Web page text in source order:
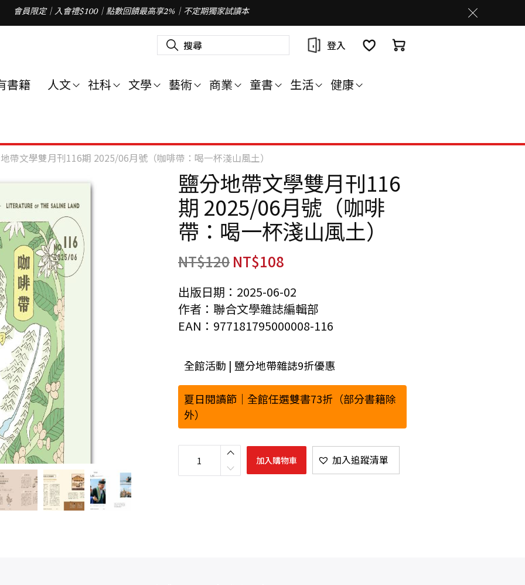
會員限定｜入會禮$100｜點數回饋最高享2%｜不定期獨家試讀本
搜
尋
字
登入
書籍 人文 社科 文學 藝術 商業 童書 生活 健康
帶文學雙月刊116期 2025/06月號（咖啡帶：喝一杯淺山風土）
鹽分地帶文學雙月刊116
期 2025/06月號（咖啡
帶：喝一杯淺山風土）
NT$120 NT$108
出版日期：2025-06-02
作者：聯合文學雜誌編輯部
EAN：977181795000008-116
全館活動 | 鹽分地帶雜誌9折優惠
夏日閱讀節｜全館任選雙書73折（部分書籍除
外）
鹽
帶
加入購物車 加入追蹤清單